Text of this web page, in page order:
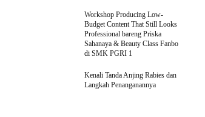
Workshop Producing Low-
Budget Content That Still Looks
Professional bareng Priska
Sahanaya & Beauty Class Fanbo
di SMK PGRI 1
Kenali Tanda Anjing Rabies dan
Langkah Penanganannya